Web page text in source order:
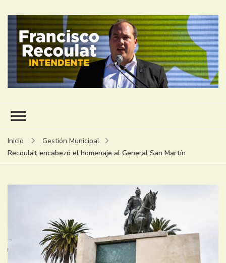
Inicio
Gestión Municipal
Recoulat encabezó el homenaje al General San Martín